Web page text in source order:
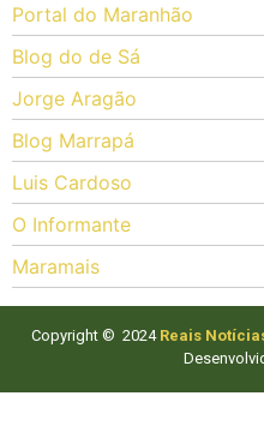
Portal do Maranhão
Blog do de Sá
Jorge Aragão
Blog Marrapá
Luis Cardoso
O Informante
Maramais
Copyright © 2024 Reais